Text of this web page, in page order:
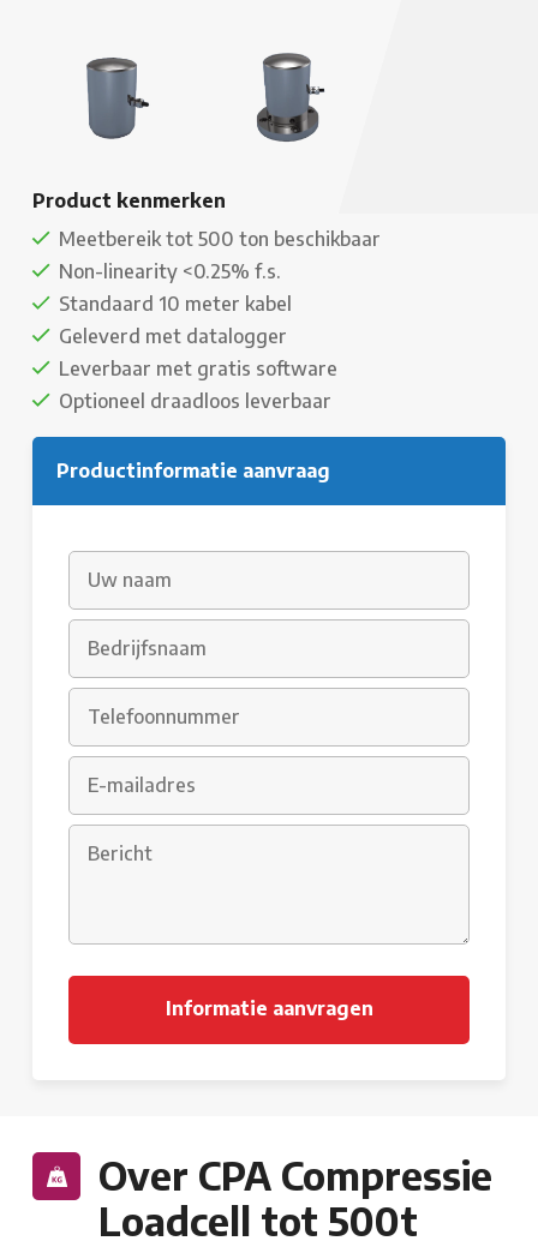
Product kenmerken
Meetbereik tot 500 ton beschikbaar
Non-linearity <0.25% f.s.
Standaard 10 meter kabel
Geleverd met datalogger
Leverbaar met gratis software
Optioneel draadloos leverbaar
Productinformatie aanvraag
Over CPA Compressie
Loadcell tot 500t